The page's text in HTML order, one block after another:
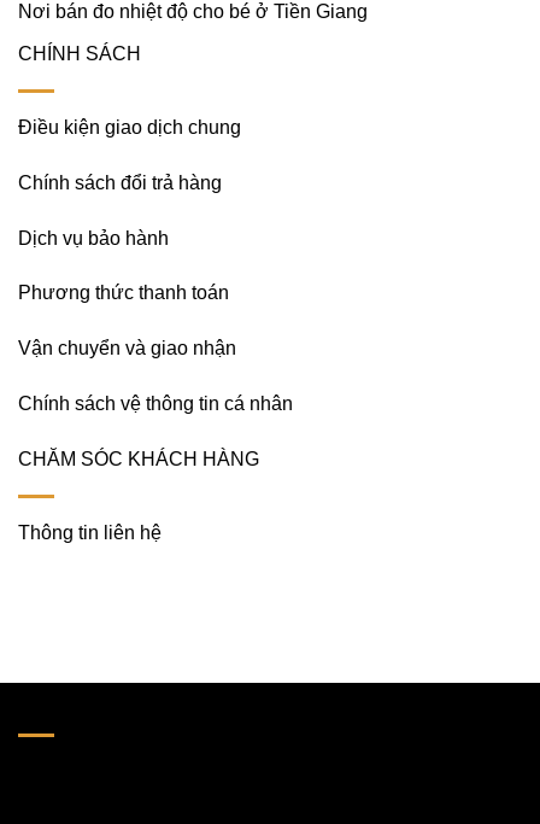
Nơi bán đo nhiệt độ cho bé ở Tiền Giang
CHÍNH SÁCH
Điều kiện giao dịch chung
Chính sách đổi trả hàng
Dịch vụ bảo hành
Phương thức thanh toán
Vận chuyển và giao nhận
Chính sách vệ thông tin cá nhân
CHĂM SÓC KHÁCH HÀNG
Thông tin liên hệ